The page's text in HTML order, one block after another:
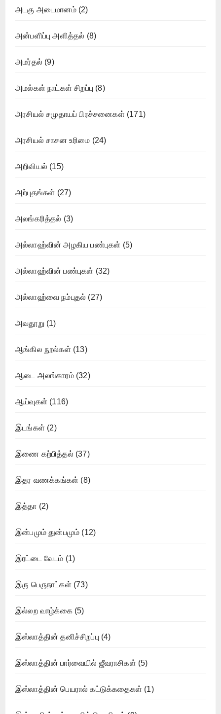
அடகு அடைமானம்(2)
அன்பளிப்பு அளித்தல் (8)
அமர்தல் (9)
அமல்கள் நாட்கள் சிறப்பு (8)
அரசியல் சமுதாயப் பிரச்சனைகள் (171)
அரசியல் சாசன உரிமை (24)
அறிவியல் (15)
அற்புதங்கள் (27)
அலங்கரித்தல் (3)
அல்லாஹ்வின் அழகிய பண்புகள் (5)
அல்லாஹ்வின் பண்புகள் (32)
அல்லாஹ்வை நம்புதல் (27)
அவதூறு (1)
ஆங்கில நூல்கள் (13)
ஆடை அலங்காரம்(32)
ஆய்வுகள் (116)
இடங்கள் (2)
இணை கற்பித்தல் (37)
இதர வணக்கங்கள் (8)
இத்தா (2)
இன்பமும் துன்பமும் (12)
இரட்டை வேடம் (1)
இரு பெருநாட்கள் (73)
இல்லற வாழ்க்கை(5)
இஸ்லாத்தின் தனிச்சிறப்பு (4)
இஸ்லாத்தின் பார்வையில் ஜீவராசிகள் (5)
இஸ்லாத்தின் பெயரால் கட்டுக்கதைகள் (1)